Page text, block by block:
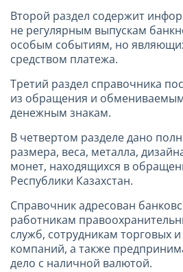
Второй раздел содержит
не регулярным выпускам
особым событиям, но
средством платежа.
Третий раздел справочника
из обращения и
денежным знакам.
В четвертом разделе дано
размера, веса, металла,
монет, находящихся в
Республики Казахстан.
Справочник адресован
работникам
служб, сотрудникам торговых
компаний, а также
дело с наличной валютой.